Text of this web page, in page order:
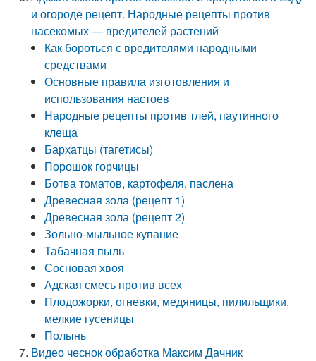
и огороде рецепт. Народные рецепты против
насекомых — вредителей растений
Как бороться с вредителями народными
средствами
Основные правила изготовления и
использования настоев
Народные рецепты против тлей, паутинного
клеща
Бархатцы (тагетисы)
Порошок горчицы
Ботва томатов, картофеля, паслена
Древесная зола (рецепт 1)
Древесная зола (рецепт 2)
Зольно-мыльное купание
Табачная пыль
Сосновая хвоя
Адская смесь против всех
Плодожорки, огневки, медяницы, пилильщики,
мелкие гусеницы
Полынь
Видео чеснок обработка Максим Дачник